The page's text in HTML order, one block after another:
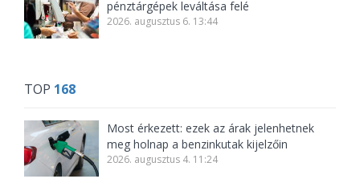
pénztárgépek leváltása felé
2026. augusztus 6. 13:44
TOP 168
Most érkezett: ezek az árak jelenhetnek
meg holnap a benzinkutak kijelzőin
2026. augusztus 4. 11:24